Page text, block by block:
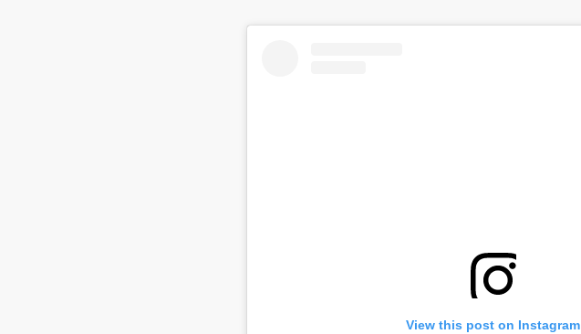
View this post on Instagram